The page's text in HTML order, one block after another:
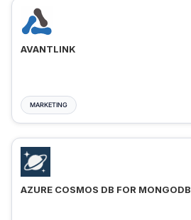
AVANTLINK
MARKETING
AZURE COSMOS DB FOR MONGODB